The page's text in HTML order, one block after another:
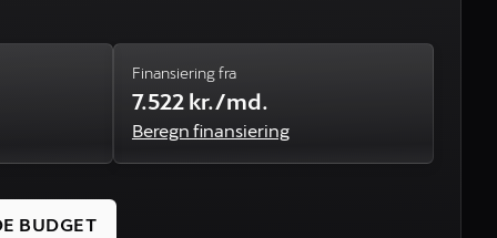
Finansiering fra
7.522 kr./md.
Beregn finansiering
BUDGET